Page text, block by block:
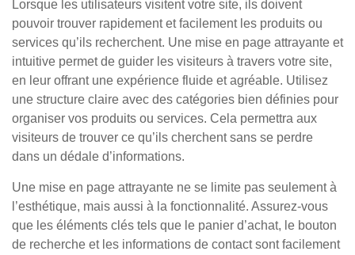
Lorsque les utilisateurs visitent votre site, ils doivent
pouvoir trouver rapidement et facilement les produits ou
services qu’ils recherchent. Une mise en page attrayante et
intuitive permet de guider les visiteurs à travers votre site,
en leur offrant une expérience fluide et agréable. Utilisez
une structure claire avec des catégories bien définies pour
organiser vos produits ou services. Cela permettra aux
visiteurs de trouver ce qu’ils cherchent sans se perdre
dans un dédale d’informations.
Une mise en page attrayante ne se limite pas seulement à
l’esthétique, mais aussi à la fonctionnalité. Assurez-vous
que les éléments clés tels que le panier d’achat, le bouton
de recherche et les informations de contact sont facilement